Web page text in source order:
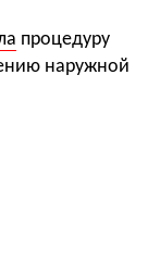
процедуру
наружной